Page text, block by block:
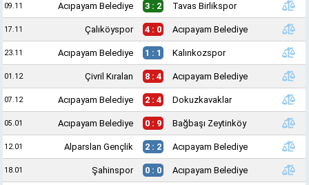
09.11 Acıpayam Belediye 3 : 2 Tavas Birlikspor
17.11 Çalıköyspor 4 : 0 Acıpayam Belediye
23.11 Acıpayam Belediye 1 : 1 Kalınkozspor
01.12 Çivril Kıralan 8 : 4 Acıpayam Belediye
07.12 Acıpayam Belediye 2 : 4 Dokuzkavaklar
05.01 Acıpayam Belediye 0 : 9 Bağbaşı Zeytinköy
12.01 Alparslan Gençlik 2 : 2 Acıpayam Belediye
18.01 Şahinspor 0 : 0 Acıpayam Belediye